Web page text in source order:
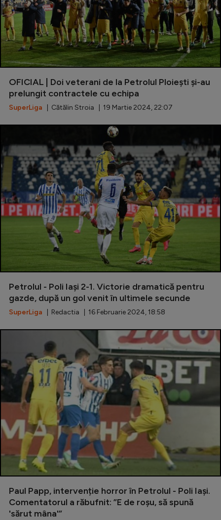
OFICIAL | Doi veterani de la Petrolul Ploiești și-au
prelungit contractele cu echipa
SuperLiga | Cătălin Stroia | 19 Martie 2024, 22:07
Petrolul - Poli Iași 2-1. Victorie dramatică pentru
gazde, după un gol venit în ultimele secunde
SuperLiga | Redactia | 16 Februarie 2024, 18:58
Paul Papp, intervenție horror în Petrolul - Poli Iași.
Comentatorul a răbufnit: ”E de roșu, să spună
'sărut mâna'”